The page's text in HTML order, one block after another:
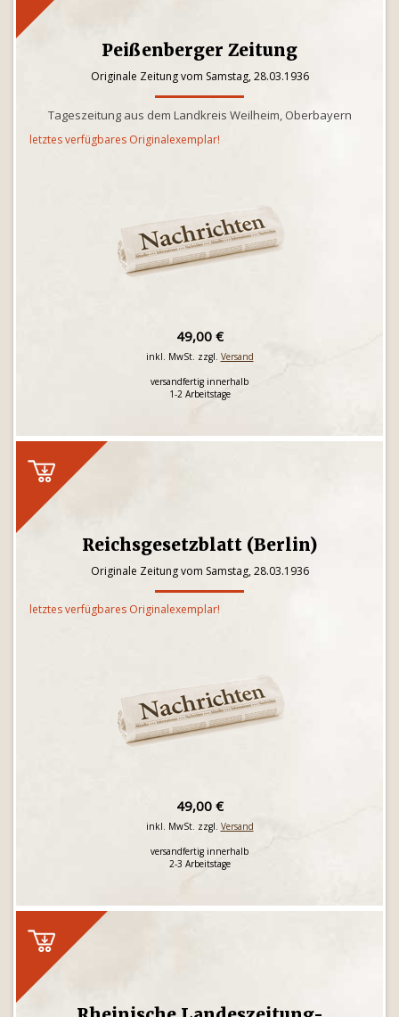
Peißenberger Zeitung
Originale Zeitung vom Samstag, 28.03.1936
Tageszeitung aus dem Landkreis Weilheim, Oberbayern
letztes verfügbares Originalexemplar!
49,00 €
inkl. MwSt. zzgl. Versand
versandfertig innerhalb
1-2 Arbeitstage
Reichsgesetzblatt (Berlin)
Originale Zeitung vom Samstag, 28.03.1936
letztes verfügbares Originalexemplar!
49,00 €
inkl. MwSt. zzgl. Versand
versandfertig innerhalb
2-3 Arbeitstage